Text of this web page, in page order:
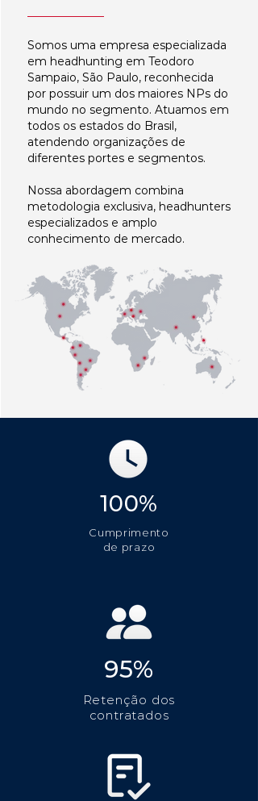
Somos uma empresa especializada
em headhunting em Teodoro
Sampaio, São Paulo, reconhecida
por possuir um dos maiores NPs do
mundo no segmento. Atuamos em
todos os estados do Brasil,
atendendo organizações de
diferentes portes e segmentos.
Nossa abordagem combina
metodologia exclusiva, headhunters
especializados e amplo
conhecimento de mercado.
100%
Cumprimento
de prazo
95%
Retenção dos
contratados